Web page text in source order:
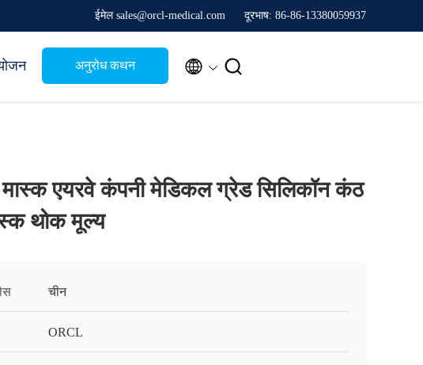
ईमेल sales@orcl-medical.com दूरभाष: 86-86-13380059937
अनुरोध कथन  
एयरवे कंपनी मेडिकल ग्रेड सिलिकॉन कंठ
थोक मूल्य
चीन
ORCL